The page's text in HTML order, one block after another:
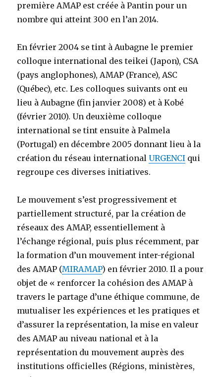
première AMAP est créée à Pantin pour un
nombre qui atteint 300 en l’an 2014.
Enfévrier 2004 se tint à Aubagne le premier
colloque international des teikei (Japon), CSA
(pays anglophones), AMAP (France), ASC
(Québec), etc. Les colloques suivants ont eu
lieu à Aubagne (finjanvier 2008) et à Kobé
(février 2010). Un deuxième colloque
international se tint ensuite à Palmela
(Portugal) en décembre 2005 donnant lieu à la
création du réseau internationalURGENCI qui
regroupe ces diverses initiatives.
Le mouvement s’est progressivement et
partiellement structuré, par la création de
réseaux des AMAP, essentiellement à
l’échange régional, puis plus récemment, par
la formation d’un mouvement inter-régional
des AMAP (MIRAMAP) en février 2010. Il a pour
objet de « renforcer la cohésion des AMAP à
travers le partage d’une éthique commune, de
mutualiser les expériences et les pratiques et
d’assurer la représentation, la mise en valeur
des AMAP au niveau national et à la
représentation du mouvement auprès des
institutions officielles (Régions, ministères,